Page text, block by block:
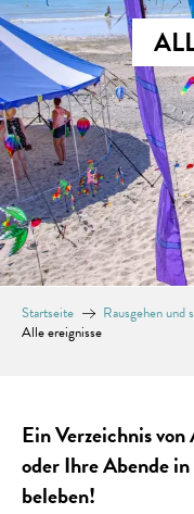
Startseite Rausgehen und
Alle ereignisse
Ein Verzeichnis
oder Ihre Abende
beleben!